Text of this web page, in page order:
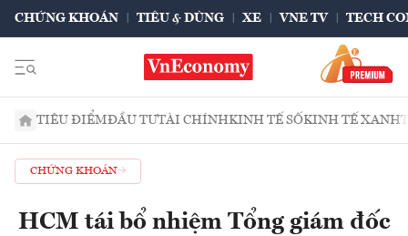
CHỨNG KHOÁN TIÊU & DÙNG XE VNE TV TECH
TIÊU ĐIỂMĐẦU TƯTÀI CHÍNHKINH TẾ SỐKINH TẾ XANH
CHỨNG KHOÁN
HCM tái bổ nhiệm Tổng giám đốc